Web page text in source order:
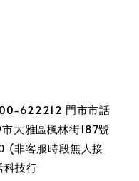
622212 門市市話
大雅區楓林街187號
(非客服時段無人接
技行